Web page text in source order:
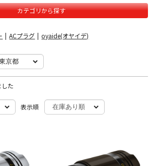
カテゴリから探す
| ACプラグ | oyaide(オヤイデ)
た
表示順